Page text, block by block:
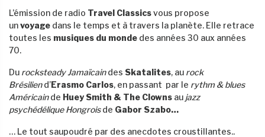
L’émission de radio Travel Classicsvous propose
unvoyage dans le temps et à travers la planète. Elle retrace
toutes les musiques du monde des années 30 aux années
70.
Du rocksteady Jamaïcaindes Skatalites, au rock
Brésiliend’Erasmo Carlos, en passant par le rythm & blues
Américainde Huey Smith & The Clowns au jazz
psychédélique Hongroisde Gabor Szabo…
… Le tout saupoudré par des anecdotes croustillantes..